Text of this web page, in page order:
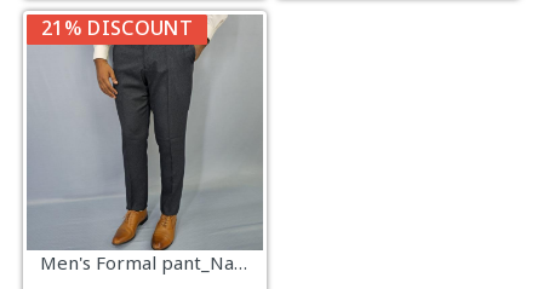
21% DISCOUNT
Men's Formal pant_Navy_Design